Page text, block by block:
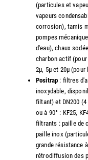
(particules et
vapeurs
corrosion), tamis
pompes
d'eau), chaux
charbon actif
2µ, 5µ et 20µ
Positrap : filtres
inoxydable,
filtant) et DN200
ou à 90° : KF25,
filtrants : paille de
paille inox
grande résistance
rétrodiffusion des